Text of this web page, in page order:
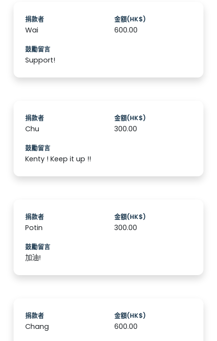
捐款者
Wai
金額(HK$)
600.00
鼓勵留言
Support!
捐款者
Chu
金額(HK$)
300.00
鼓勵留言
Kenty ! Keep it up !!
捐款者
Potin
金額(HK$)
300.00
鼓勵留言
加油!
捐款者
Chang
金額(HK$)
600.00